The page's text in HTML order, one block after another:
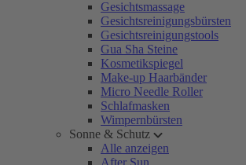
Gesichtsmassage
Gesichtsreinigungsbürsten
Gesichtsreinigungstools
Gua Sha Steine
Kosmetikspiegel
Make-up Haarbänder
Micro Needle Roller
Schlafmasken
Wimpernbürsten
Sonne & Schutz
Alle anzeigen
After Sun